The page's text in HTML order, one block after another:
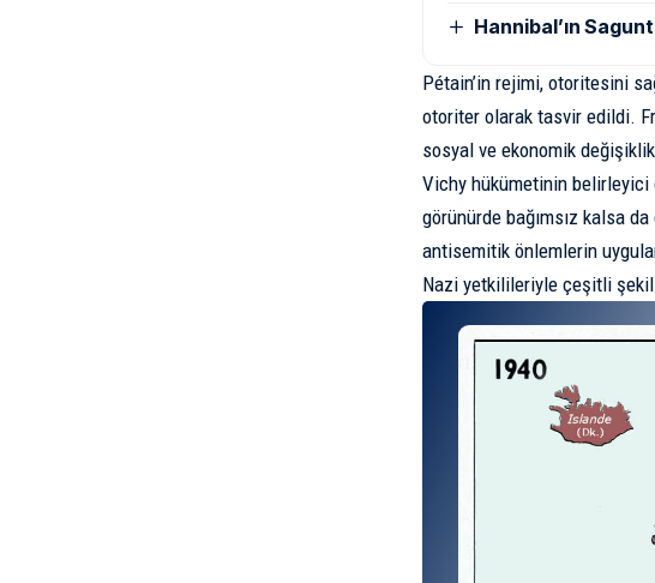
Hannibal’ın
Pétain’in rejimi, otoritesini
otoriter olarak tasvir edildi.
sosyal ve ekonomik
Vichy hükümetinin belirleyici
görünürde bağımsız kalsa
antisemitik önlemlerin
Nazi yetkilileriyle çeşitli